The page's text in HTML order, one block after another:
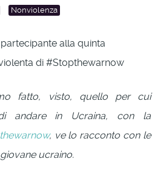
Nonviolenza
partecipante alla quinta
di #Stopthewarnow
fatto, visto, quello per cui
andare in Ucraina, con la
, ve lo racconto con le
ucraino.